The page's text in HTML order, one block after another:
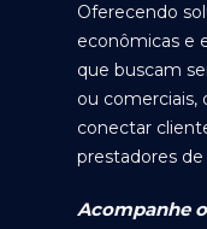
Oferecendo
econômicas e
que buscam
ou comerciais,
conectar
prestadores de
Acompanhe